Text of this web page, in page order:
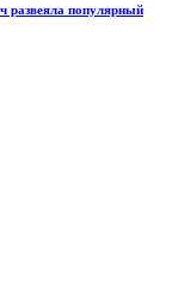
развеяла популярный